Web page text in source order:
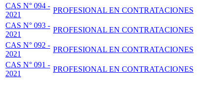
CAS N° 094 -
2021
PROFESIONAL EN CONTRATACIONES
CAS N° 093 -
2021
PROFESIONAL EN CONTRATACIONES
CAS N° 092 -
2021
PROFESIONAL EN CONTRATACIONES
CAS N° 091 -
2021
PROFESIONAL EN CONTRATACIONES